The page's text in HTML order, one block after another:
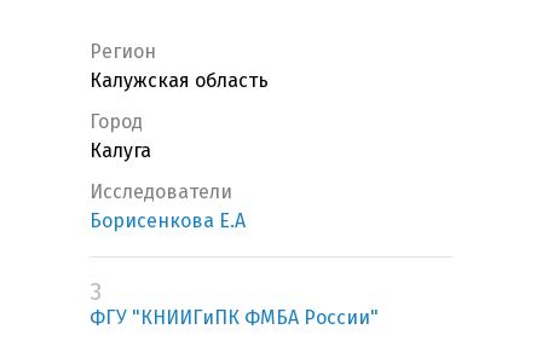
Регион
Калужская область
Город
Калуга
Исследователи
Борисенкова Е.А
3
ФГУ "КНИИГиПК ФМБА России"